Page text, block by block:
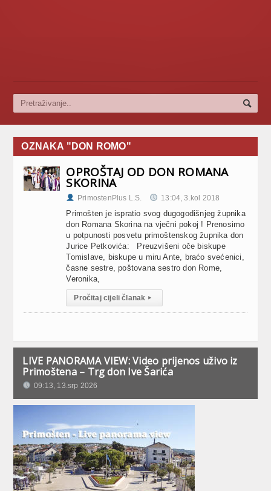
OZNAKA "DON ROMO"
OPROŠTAJ OD DON ROMANA
SKORINA
PrimostenPlus L.S. 13:04, 3.kol 2018
Primošten je ispratio svog dugogodišnjeg župnika
don Romana Skorina na vječni pokoj ! Prenosimo
u potpunosti posvetu primoštenskog župnika don
Jurice Petkovića: Preuzvišeni oče biskupe
Tomislave, biskupe u miru Ante, braćo svećenici,
časne sestre, poštovana sestro don Rome,
Veronika,
Pročitaj cijeli članak ▸
LIVE PANORAMA VIEW: Video prijenos uživo iz
Primoštena – Trg don Ive Šarića
09:13, 13.srp 2026